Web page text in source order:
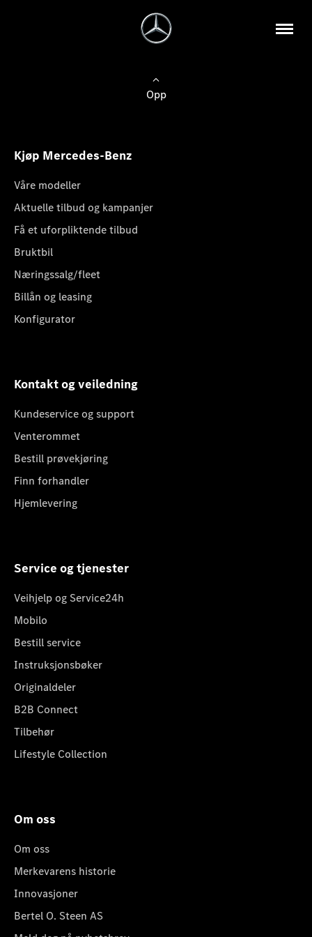
Opp
Kjøp Mercedes-Benz
Våre modeller
Aktuelle tilbud og kampanjer
Få et uforpliktende tilbud
Bruktbil
Næringssalg/fleet
Billån og leasing
Konfigurator
Kontakt og veiledning
Kundeservice og support
Venterommet
Bestill prøvekjøring
Finn forhandler
Hjemlevering
Service og tjenester
Veihjelp og Service24h
Mobilo
Bestill service
Instruksjonsbøker
Originaldeler
B2B Connect
Tilbehør
Lifestyle Collection
Om oss
Om oss
Merkevarens historie
Innovasjoner
Bertel O. Steen AS